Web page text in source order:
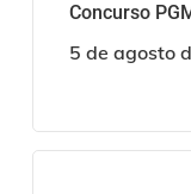
Concurso
5 de agosto